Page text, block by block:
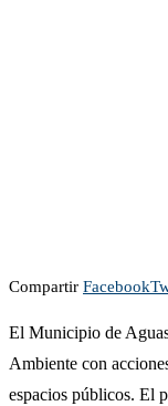
Compartir Facebook
El Municipio de
Ambiente con
espacios públicos. El